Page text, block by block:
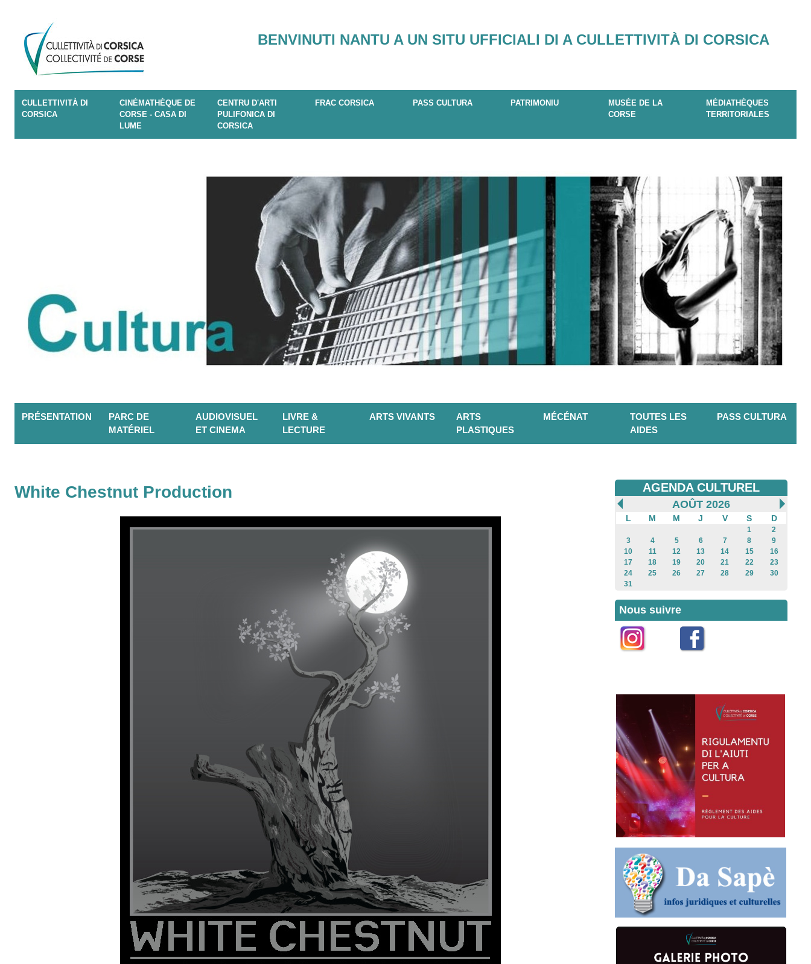
BENVINUTI NANTU A UN SITU UFFICIALI DI A CULLETTIVITÀ DI CORSICA
CULLETTIVITÀ DI
CORSICA
CINÉMATHÈQUE DE
CORSE - CASA DI
LUME
CENTRU D'ARTI
PULIFONICA DI
CORSICA
FRAC CORSICA PASS CULTURA PATRIMONIU
MUSÉE DE LA
CORSE
MÉDIATHÈQUES
TERRITORIALES
PRÉSENTATION
PARC DE
MATÉRIEL
AUDIOVISUEL
ET CINEMA
LIVRE &
LECTURE
ARTS VIVANTS
ARTS
PLASTIQUES
MÉCÉNAT
TOUTES LES
AIDES
PASS CULTURA
White Chestnut Production AGENDA CULTUREL
AOÛT 2026
L M M J V S D
1
2
3
4 5 6 7 8
9
10
11 12 13 14 15
16
17
18 19 20 21 22
23
24
25 26 27 28 29
30
31
Nous suivre